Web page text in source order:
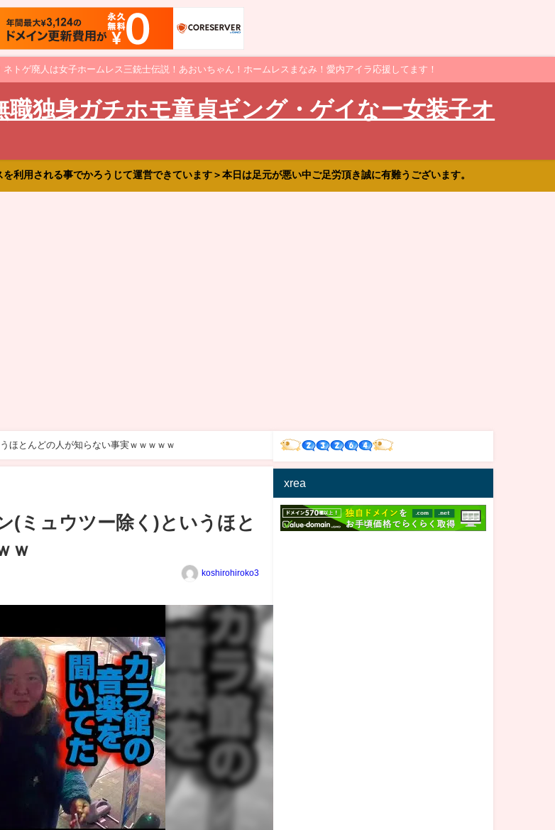
トゲ廃人は女子ホームレス三銃士伝説！あおいちゃん！ホームレスまなみ！愛内アイラ応援してます！
独身ガチホモ童貞ギング・ゲイなー女装子オ
利用される事でかろうじて運営できています＞本日は足元が悪い中ご足労頂き誠に有難うございます。
ほとんどの人が知らない事実ｗｗｗｗｗ
(ミュウツー除く)というほと
ｗ
koshirohiroko3
xrea